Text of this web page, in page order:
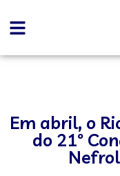
Em abril, o
do 21º